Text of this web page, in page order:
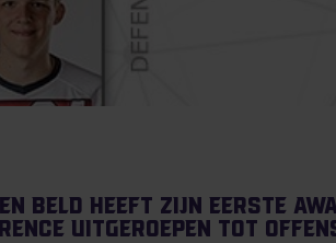
Beld heeft zijn eerste
uitgeroepen tot